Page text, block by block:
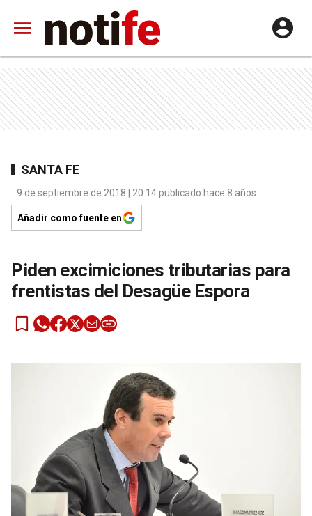
SANTA FE
9 de septiembre de 2018 | 20:14 publicado hace 8 años
Añadir como fuente en
Piden excimiciones tributarias para
frentistas del Desagüe Espora